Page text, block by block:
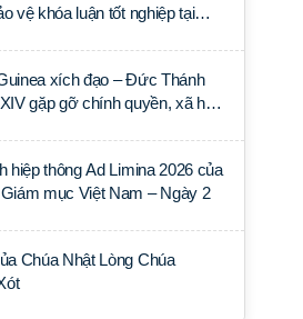
vệ khóa luận tốt nghiệp tại
xích đạo – Đức Thánh
gặp gỡ chính quyền, xã hội
hiệp thông Ad Limina 2026 của
mục Việt Nam – Ngày 2
Chúa Nhật Lòng Chúa